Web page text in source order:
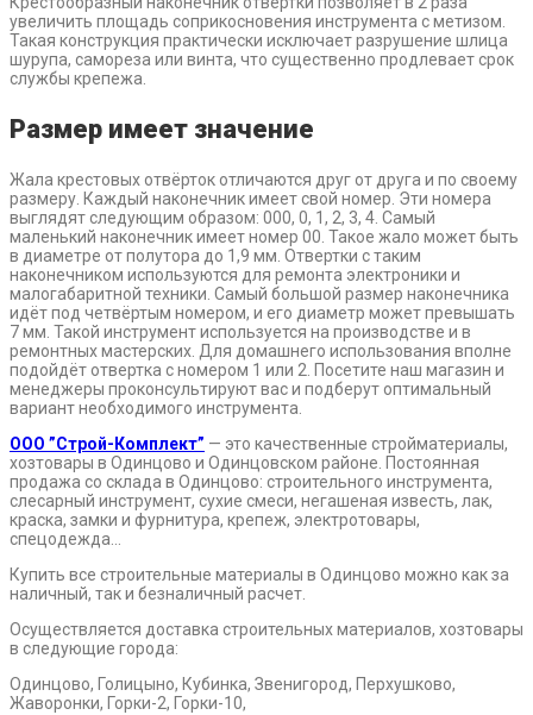
увеличить площадь соприкосновения инструмента с метизом.
Такая конструкция практически исключает разрушение шлица
шурупа, самореза или винта, что существенно продлевает срок
службы крепежа.
Размер имеет значение
Жала крестовых отвёрток отличаются друг от друга и по своему
размеру. Каждый наконечник имеет свой номер. Эти номера
выглядят следующим образом: 000, 0, 1, 2, 3, 4. Самый
маленький наконечник имеет номер 00. Такое жало может быть
в диаметре от полутора до 1,9 мм. Отвертки с таким
наконечником используются для ремонта электроники и
малогабаритной техники. Самый большой размер наконечника
идёт под четвёртым номером, и его диаметр может превышать
7 мм. Такой инструмент используется на производстве и в
ремонтных мастерских. Для домашнего использования вполне
подойдёт отвертка с номером 1 или 2. Посетите наш магазин и
менеджеры проконсультируют вас и подберут оптимальный
вариант необходимого инструмента.
ООО ”Строй-Комплект” — это качественные стройматериалы,
хозтовары в Одинцово и Одинцовском районе. Постоянная
продажа со склада в Одинцово: строительного инструмента,
слесарный инструмент, сухие смеси, негашеная известь, лак,
краска, замки и фурнитура, крепеж, электротовары,
спецодежда…
Купить все строительные материалы в Одинцово можно как за
наличный, так и безналичный расчет.
Осуществляется доставка строительных материалов, хозтовары
в следующие города:
Одинцово, Голицыно, Кубинка, Звенигород, Перхушково,
Жаворонки, Горки-2, Горки-10,